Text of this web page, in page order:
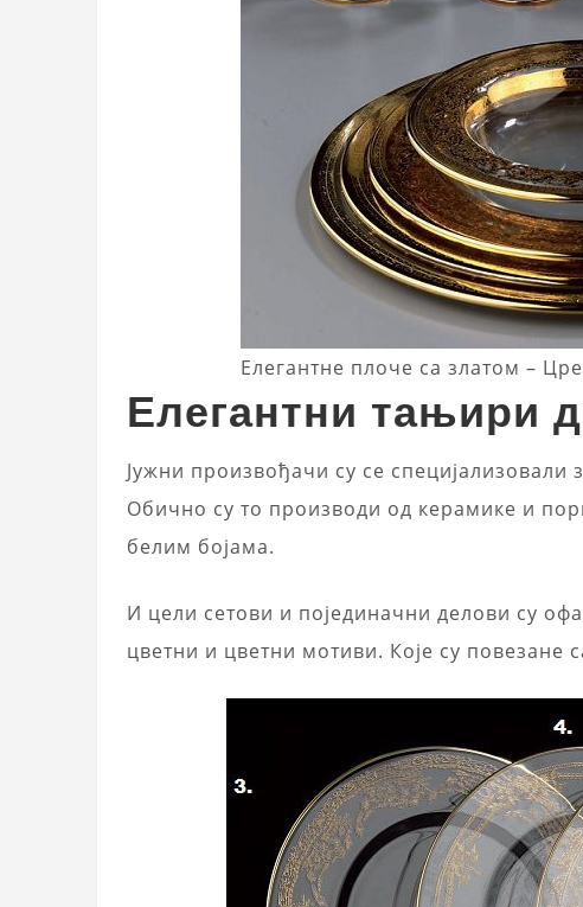
Елегантне плоче са златом –
Елегантни тањири
Јужни произвођачи су се
Обично су то производи од керамике и
белим бојама.
И цели сетови и појединачни делови су
цветни и цветни мотиви. Које су повезане